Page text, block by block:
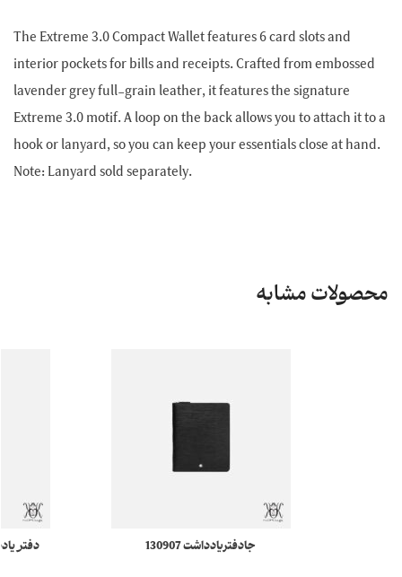
The Extreme 3.0 Compact Wallet features 6 card slots and
interior pockets for bills and receipts. Crafted from embossed
lavender grey full-grain leather, it features the signature
Extreme 3.0 motif. A loop on the back allows you to attach it to a
hook or lanyard, so you can keep your essentials close at hand.
Note: Lanyard sold separately.
محصولات مشابه
جادفتریادداشت 130907